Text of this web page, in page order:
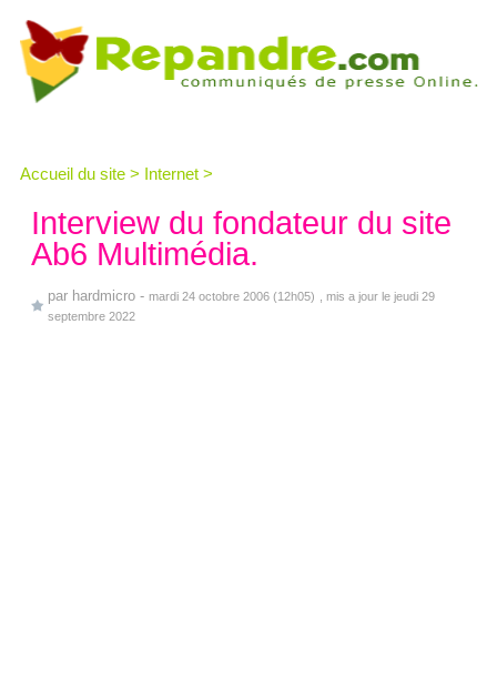
Accueil du site > Internet >
Interview du fondateur du site
Ab6 Multimédia.
par hardmicro - mardi 24 octobre 2006 (12h05)
, mis a jour le jeudi 29
septembre 2022